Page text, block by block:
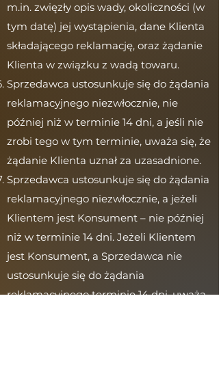
m.in. zwięzły opis wady, okoliczności (w
tym datę) jej wystąpienia, dane Klienta
składającego reklamację, oraz żądanie
Klienta w związku z wadą towaru.
Sprzedawca ustosunkuje się do żądania
reklamacyjnego niezwłocznie, nie
później niż w terminie 14 dni, a jeśli nie
zrobi tego w tym terminie, uważa się, że
żądanie Klienta uznał za uzasadnione.
Sprzedawca ustosunkuje się do żądania
reklamacyjnego niezwłocznie, a jeżeli
Klientem jest Konsument – nie później
niż w terminie 14 dni. Jeżeli Klientem
jest Konsument, a Sprzedawca nie
ustosunkuje się do żądania
reklamacyjnego terminie 14 dni, uważa